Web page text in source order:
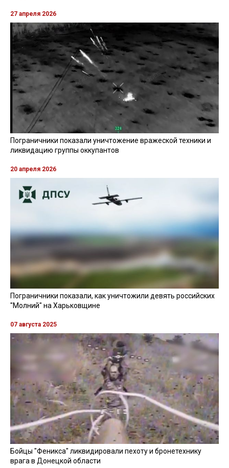
27 апреля 2026
Пограничники показали уничтожение вражеской техники и
ликвидацию группы оккупантов
20 апреля 2026
Пограничники показали, как уничтожили девять российских
"Молний" на Харьковщине
07 августа 2025
Бойцы "Феникса" ликвидировали пехоту и бронетехнику
врага в Донецкой области